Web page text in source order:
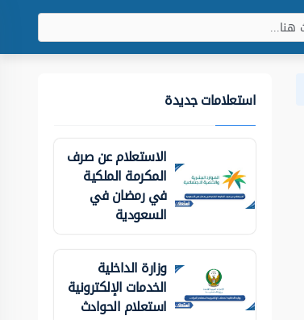
استعلامات جديدة
الاستعلام عن صرف
المكرمة الملكية
في رمضان في
السعودية
وزارة الداخلية
الخدمات الإلكترونية
استعلام الحوادث